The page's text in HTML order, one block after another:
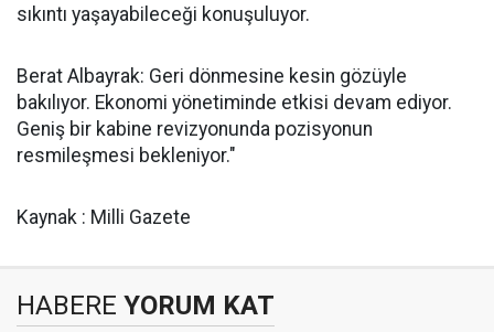
sıkıntı yaşayabileceği konuşuluyor.
Berat Albayrak: Geri dönmesine kesin gözüyle
bakılıyor. Ekonomi yönetiminde etkisi devam ediyor.
Geniş bir kabine revizyonunda pozisyonun
resmileşmesi bekleniyor."
Kaynak : Milli Gazete
HABERE YORUM KAT